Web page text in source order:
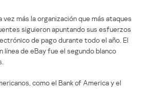
vez más la organización que más ataques
siguieron apuntando sus esfuerzos
de pago durante todo el año. El
línea de eBay fue el segundo blanco
como el Bank of America y el